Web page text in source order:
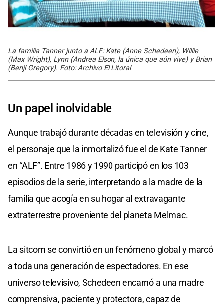
La familia Tanner junto a ALF: Kate (Anne Schedeen), Willie
(Max Wright), Lynn (Andrea Elson, la única que aún vive) y Brian
(Benji Gregory). Foto: Archivo El Litoral
Un papel inolvidable
Aunque trabajó durante décadas en televisión y cine,
el personaje que la inmortalizó fue el de Kate Tanner
en “ALF”. Entre 1986 y 1990 participó en los 103
episodios de la serie, interpretando a la madre de la
familia que acogía en su hogar al extravagante
extraterrestre proveniente del planeta Melmac.
La sitcom se convirtió en un fenómeno global y marcó
a toda una generación de espectadores. En ese
universo televisivo, Schedeen encarnó a una madre
comprensiva, paciente y protectora, capaz de